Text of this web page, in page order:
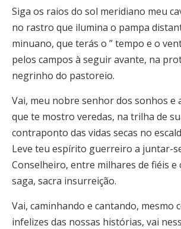
Siga os raios do sol meridiano meu
no rastro que ilumina o pampa
minuano, que terás o ” tempo e o
pelos campos à seguir avante, na
negrinho do pastoreio.
Vai, meu nobre senhor dos sonhos e
que te mostro veredas, na trilha de
contraponto das vidas secas no
Leve teu espírito guerreiro a juntar-
Conselheiro, entre milhares de fiéis e
saga, sacra insurreição.
Vai, caminhando e cantando, mesmo
infelizes das nossas histórias, vai